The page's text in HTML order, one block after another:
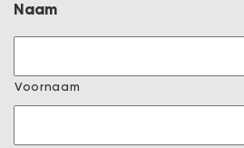
Naam
Voornaam